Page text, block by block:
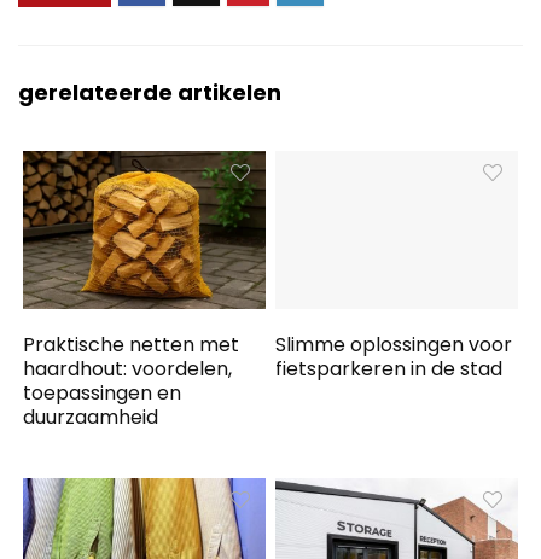
gerelateerde artikelen
Praktische netten met
haardhout: voordelen,
toepassingen en
duurzaamheid
Slimme oplossingen voor
fietsparkeren in de stad